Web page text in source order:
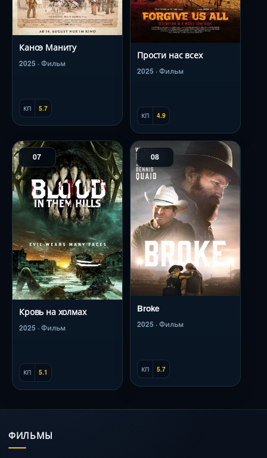
Каноэ Маниту
2025 · Фильм
КП 5.7
Прости нас всех
2025 · Фильм
КП 4.9
07
Кровь на холмах
2025 · Фильм
КП 5.1
08
Broke
2025 · Фильм
КП 5.7
ФИЛЬМЫ